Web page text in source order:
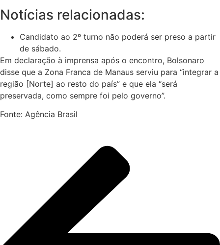
Notícias relacionadas:
Candidato ao 2º turno não poderá ser preso a partir
de sábado.
Em declaração à imprensa após o encontro, Bolsonaro
disse que a Zona Franca de Manaus serviu para “integrar a
região [Norte] ao resto do país” e que ela “será
preservada, como sempre foi pelo governo”.
Fonte: Agência Brasil